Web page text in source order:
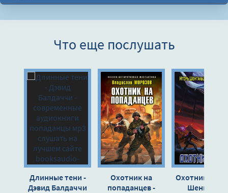
06_01
Что еще послушать
Длинные тени -
Дэвид Балдаччи
Охотник на
попаданцев -
Охотник -
Шенгальц